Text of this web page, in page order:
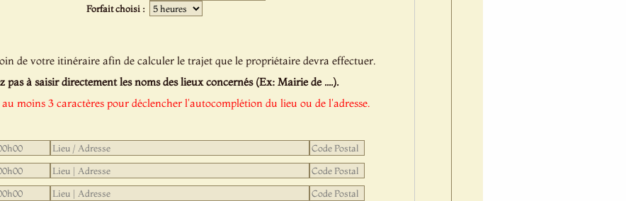
Forfait choisi :
de votre itinéraire afin de calculer le trajet que le propriétaire devra effectuer.
pas à saisir directement les noms des lieux concernés (Ex: Mairie de ....).
moins 3 caractères pour déclencher l'autocomplétion du lieu ou de l'adresse.